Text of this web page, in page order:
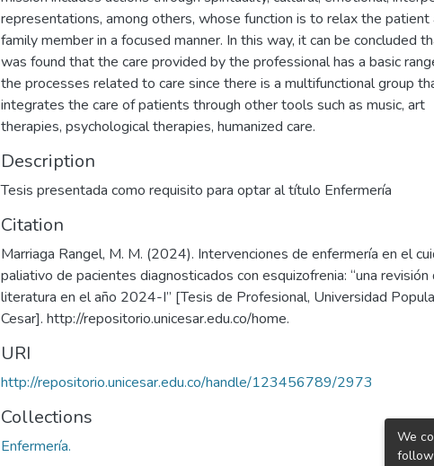
representations, among others, whose function is to relax the patient
family member in a focused manner. In this way, it can be concluded
was found that the care provided by the professional has a basic
the processes related to care since there is a multifunctional group
integrates the care of patients through other tools such as music, art
therapies, psychological therapies, humanized care.
Description
Tesis presentada como requisito para optar al título Enfermería
Citation
Marriaga Rangel, M. M. (2024). Intervenciones de enfermería en el
paliativo de pacientes diagnosticados con esquizofrenia: “una revisión
literatura en el año 2024-I” [Tesis de Profesional, Universidad
Cesar]. http://repositorio.unicesar.edu.co/home.
URI
http://repositorio.unicesar.edu.co/handle/123456789/2973
Collections
Enfermería.
We